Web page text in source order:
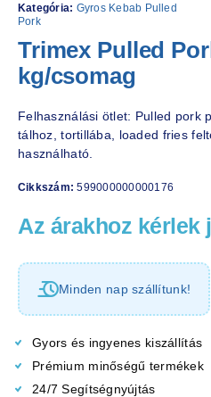
Kategória: Gyros Kebab Pulled
Pork
Trimex Pulled
kg/csomag
Felhasználási ötlet: Pulled pork
tálhoz, tortillába, loaded fries
használható.
Cikkszám:599000000000176
Az árakhoz kérlek
Minden nap szállítunk!
Gyors és ingyenes kiszállítás
Prémium minőségű termékek
24/7 Segítségnyújtás